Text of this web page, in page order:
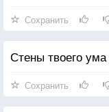
Сохранить
Стены твоего
Сохранить